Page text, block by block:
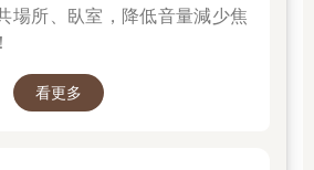
場所、臥室，降低音量減少焦
看更多